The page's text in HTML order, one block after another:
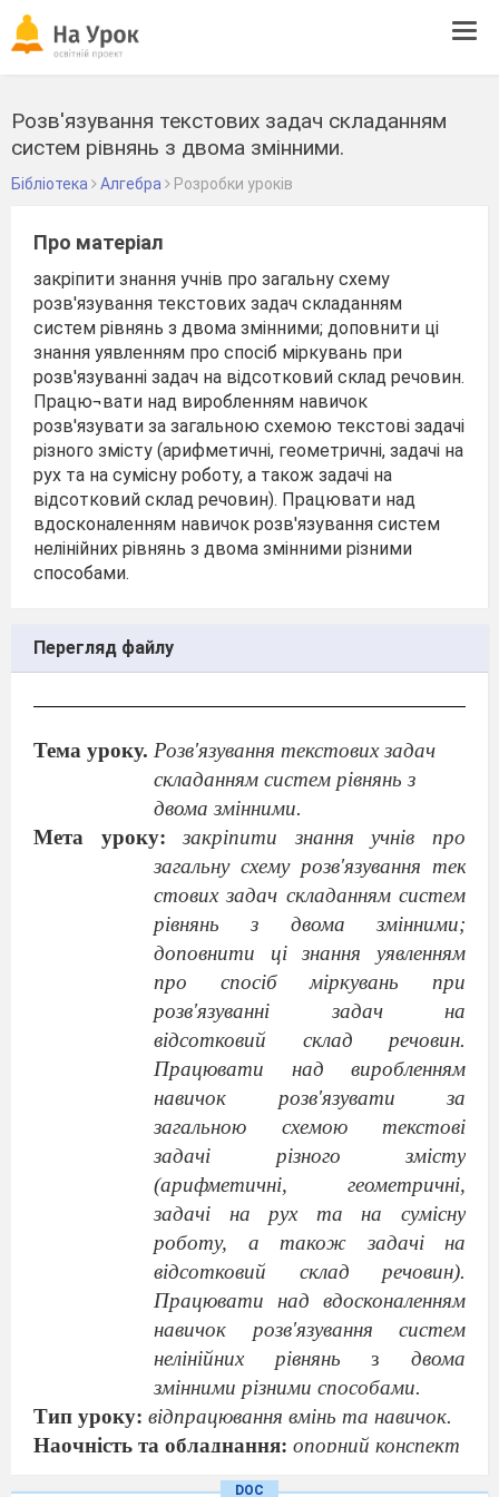
Розв'язування текстових задач складанням
систем рівнянь з двома змінними.
Бібліотека Алгебра Розробки уроків
Про матеріал
закріпити знання учнів про загальну схему
розв'язування текстових задач складанням
систем рівнянь з двома змінними; доповнити ці
знання уявленням про спосіб міркувань при
розв'язуванні задач на відсотковий склад речовин.
Працю¬вати над виробленням навичок
розв'язувати за загальною схемою текстові задачі
різного змісту (арифметичні, геометричні, задачі на
рух та на сумісну роботу, а також задачі на
відсотковий склад речовин). Працювати над
вдосконаленням навичок розв'язування систем
нелінійних рівнянь з двома змінними різними
способами.
Перегляд файлу
Тема уроку. Розв'язування текстових задач
складанням систем рівнянь з
двома змінними.
Мета уроку:закріпити знання учнів про
загальну схему розв'язування тек
стових задач складанням систем
рівнянь з двома змінними;
доповнити ці знання уявленням
про спосіб міркувань при
розв'язуванні задач на
відсотковий склад речовин.
Працювати над виробленням
навичок розв'язувати за
загальною схемою текстові
задачі різного змісту
(арифметичні, геометричні,
задачі на рух та на сумісну
роботу, а також задачі на
відсотковий склад речовин).
Працювати над вдосконаленням
навичок розв'язування систем
нелінійних рівняньздвома
змінними різними способами.
Тип уроку: відпрацювання вмінь та навичок.
Наочність та обладнання: опорний конспект
DOC